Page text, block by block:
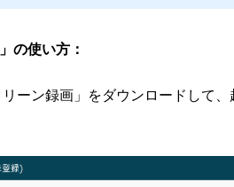
の使い方：
リーン録画」をダウンロードして